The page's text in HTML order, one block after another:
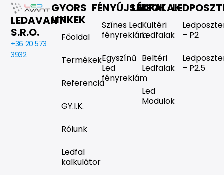
LEDAVANT
S.R.O.
+36 20 573
3932
GYORS
LINKEK
Főoldal
Termékek
Referencia
GY.I.K.
Rólunk
Ledfal
kalkulátor
FÉNYÚJSÁGOK
Színes Led
fényreklám
Egyszínű
Led
fényreklám
LEDFALAK
Kültéri
Ledfalak
Beltéri
Ledfalak
Led
Modulok
– P2
– P2.5